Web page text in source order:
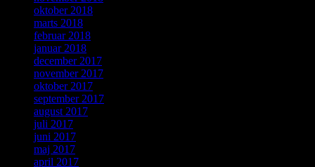
oktober 2018
marts 2018
februar 2018
januar 2018
december 2017
november 2017
oktober 2017
september 2017
august 2017
juli 2017
juni 2017
maj 2017
april 2017